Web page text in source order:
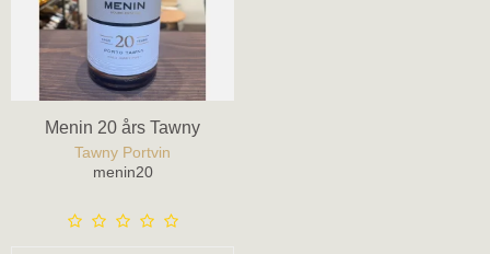
Menin 20 års Tawny
Tawny Portvin
menin20